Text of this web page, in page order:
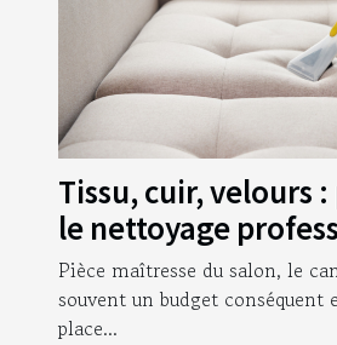
Tissu, cuir, velours
le nettoyage
d'un canapé reste
irremplaçable ?
Pièce maîtresse du salon, le
souvent un budget conséquent
place...